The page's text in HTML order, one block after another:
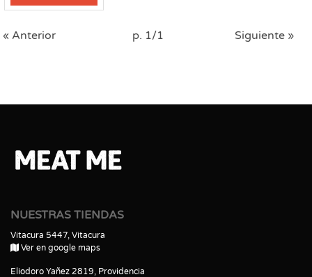
« Anterior p. 1/1 Siguiente »
NUESTRAS TIENDAS
Vitacura 5447, Vitacura
Ver en google maps
Eliodoro Yañez 2819, Providencia